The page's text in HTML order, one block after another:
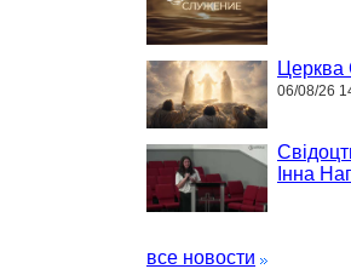
Церква
06/08/26
Інна
все новости